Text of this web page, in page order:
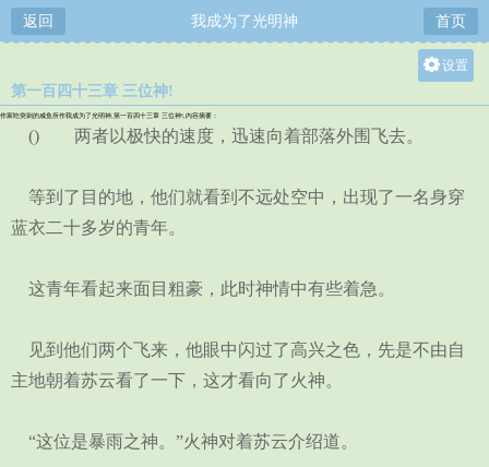
返回 我成为了光明神 首页
设置
小
第一百四十三章 三位神!
作家吃突刺的咸鱼所作我成为了光明神,第一百四十三章 三位神!,内容摘要：
() 两者以极快的速度，迅速向着部落外围飞去。
等到了目的地，他们就看到不远处空中，出现了一名身穿
蓝衣二十多岁的青年。
这青年看起来面目粗豪，此时神情中有些着急。
见到他们两个飞来，他眼中闪过了高兴之色，先是不由自
主地朝着苏云看了一下，这才看向了火神。
“这位是暴雨之神。”火神对着苏云介绍道。